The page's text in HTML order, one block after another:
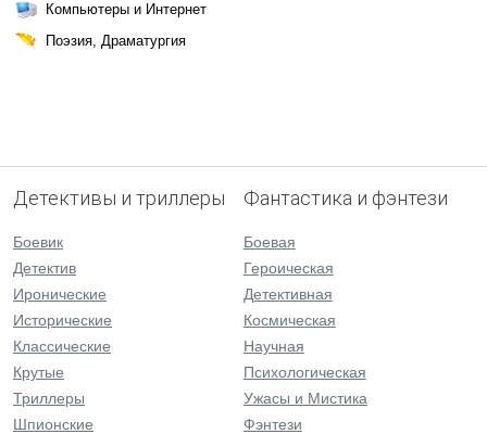
Компьютеры и Интернет
Поэзия, Драматургия
Детективы и триллеры
Боевик
Детектив
Иронические
Исторические
Классические
Крутые
Триллеры
Шпионские
Фантастика и фэнтези
Боевая
Героическая
Детективная
Космическая
Научная
Психологическая
Ужасы и Мистика
Фэнтези